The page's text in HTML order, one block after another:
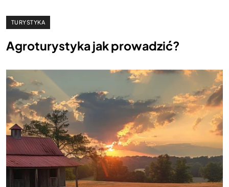
TURYSTYKA
Agroturystyka jak prowadzić?